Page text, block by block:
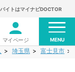
イトはマイナビDOCTOR
マイページ MENU
埼玉県 富士見市